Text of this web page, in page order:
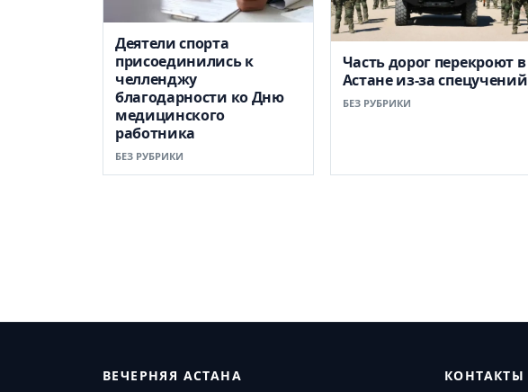
Деятели спорта
присоединились к
челленджу
благодарности ко Дню
медицинского
работника
БЕЗ РУБРИКИ
Часть дорог перекроют в
Астане из-за спецучений
БЕЗ РУБРИКИ
ВЕЧЕРНЯЯ АСТАНА КОНТАКТЫ